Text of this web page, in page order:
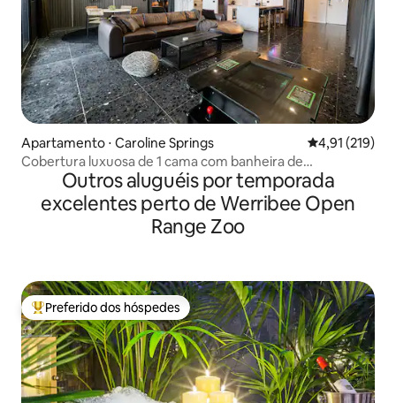
Apartamento ⋅ Caroline Springs 4,91 de uma
4,91 (219)
Cobertura luxuosa de 1 cama com banheira de
hidromassagem
Outros aluguéis por temporada
excelentes perto de Werribee Open
Range Zoo
Entre os melhores preferidos dos hóspedes
Preferido dos hóspedes